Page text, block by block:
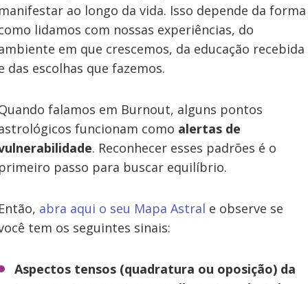
ao longo da vida. Isso depende da forma
lidamos com nossas experiências, do
em que crescemos, da educação recebida
das escolhas que fazemos.
falamos em Burnout, alguns pontos
funcionam como alertas de
. Reconhecer esses padrões é o
passo para buscar equilíbrio.
abra aqui o seu Mapa Astral e observe se
tem os seguintes sinais:
Aspectos tensos (quadratura ou oposição) da